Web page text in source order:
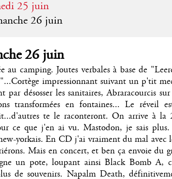
25 juin
26 juin
26 juin
au camping. Joutes verbales à base de
impressionnant suivant un p'tit
par désosser les sanitaires, Abraracourcis
transformées en fontaines... Le
te le raconteront. On arrive à
ce que j'en ai vu. Mastodon, je sais
yorkais. En CD j'ai vraiment du mal avec
Mais en concert, et ben ça envoie
un pote, loupant ainsi Black Bomb
de souvenirs. Napalm Death,